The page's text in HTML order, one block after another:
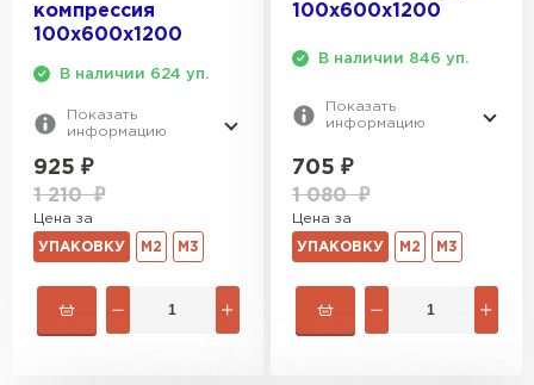
компрессия
100х600х1200
В наличии 624 уп.
Показать
информацию
925 ₽
1 210₽
Цена за
УПАКОВКУ М2 М3
100х600х1200
В наличии 846 уп.
Показать
информацию
705 ₽
1 080₽
Цена за
УПАКОВКУ М2 М3